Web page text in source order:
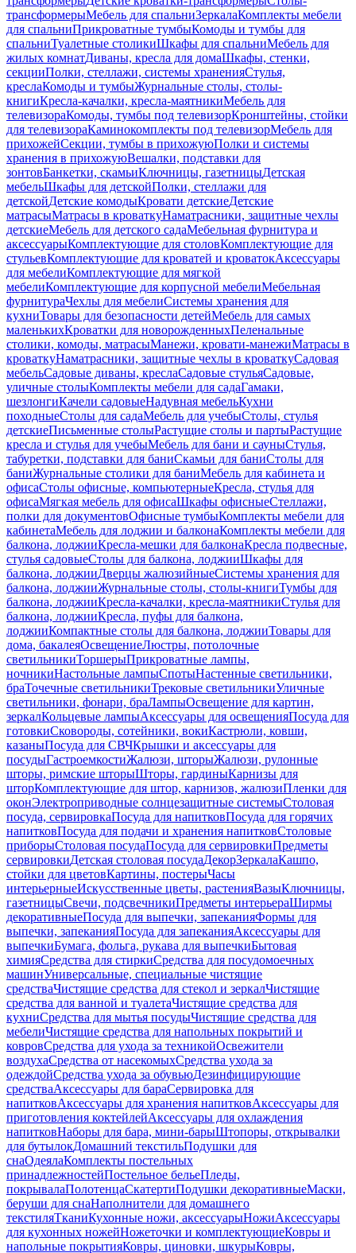
трансформерыМебель для спальниЗеркалаКомплекты мебели
для спальниПрикроватные тумбыКомоды и тумбы для
спальниТуалетные столикиШкафы для спальниМебель для
жилых комнатДиваны, кресла для домаШкафы, стенки,
секцииПолки, стеллажи, системы храненияСтулья,
креслаКомоды и тумбыЖурнальные столы, столы-
книгиКресла-качалки, кресла-маятникиМебель для
телевизораКомоды, тумбы под телевизорКронштейны, стойки
для телевизораКаминокомплекты под телевизорМебель для
прихожейСекции, тумбы в прихожуюПолки и системы
хранения в прихожуюВешалки, подставки для
зонтовБанкетки, скамьиКлючницы, газетницыДетская
мебельШкафы для детскойПолки, стеллажи для
детскойДетские комодыКровати детскиеДетские
матрасыМатрасы в кроваткуНаматрасники, защитные чехлы
детскиеМебель для детского садаМебельная фурнитура и
аксессуарыКомплектующие для столовКомплектующие для
стульевКомплектующие для кроватей и кроватокАксессуары
для мебелиКомплектующие для мягкой
мебелиКомплектующие для корпусной мебелиМебельная
фурнитураЧехлы для мебелиСистемы хранения для
кухниТовары для безопасности детейМебель для самых
маленькихКроватки для новорожденныхПеленальные
столики, комоды, матрасыМанежи, кровати-манежиМатрасы в
кроваткуНаматрасники, защитные чехлы в кроваткуСадовая
мебельСадовые диваны, креслаСадовые стульяСадовые,
уличные столыКомплекты мебели для садаГамаки,
шезлонгиКачели садовыеНадувная мебельКухни
походныеСтолы для садаМебель для учебыСтолы, стулья
детскиеПисьменные столыРастущие столы и партыРастущие
кресла и стулья для учебыМебель для бани и сауныСтулья,
табуретки, подставки для баниСкамьи для баниСтолы для
баниЖурнальные столики для баниМебель для кабинета и
офисаСтолы офисные, компьютерныеКресла, стулья для
офисаМягкая мебель для офисаШкафы офисныеСтеллажи,
полки для документовОфисные тумбыКомплекты мебели для
кабинетаМебель для лоджии и балконаКомплекты мебели для
балкона, лоджииКресла-мешки для балконаКресла подвесные,
стулья садовыеСтолы для балкона, лоджииШкафы для
балкона, лоджииДверцы жалюзийныеСистемы хранения для
балкона, лоджииЖурнальные столы, столы-книгиТумбы для
балкона, лоджииКресла-качалки, кресла-маятникиСтулья для
балкона, лоджииКресла, пуфы для балкона,
лоджииКомпактные столы для балкона, лоджииТовары для
дома, бакалеяОсвещениеЛюстры, потолочные
светильникиТоршерыПрикроватные лампы,
ночникиНастольные лампыСпотыНастенные светильники,
браТочечные светильникиТрековые светильникиУличные
светильники, фонари, браЛампыОсвещение для картин,
зеркалКольцевые лампыАксессуары для освещенияПосуда для
готовкиСковороды, сотейники, вокиКастрюли, ковши,
казаныПосуда для СВЧКрышки и аксессуары для
посудыГастроемкостиЖалюзи, шторыЖалюзи, рулонные
шторы, римские шторыШторы, гардиныКарнизы для
шторКомплектующие для штор, карнизов, жалюзиПленки для
оконЭлектроприводные солнцезащитные системыСтоловая
посуда, сервировкаПосуда для напитковПосуда для горячих
напитковПосуда для подачи и хранения напитковСтоловые
приборыСтоловая посудаПосуда для сервировкиПредметы
сервировкиДетская столовая посудаДекорЗеркалаКашпо,
стойки для цветовКартины, постерыЧасы
интерьерныеИскусственные цветы, растенияВазыКлючницы,
газетницыСвечи, подсвечникиПредметы интерьераШирмы
декоративныеПосуда для выпечки, запеканияФормы для
выпечки, запеканияПосуда для запеканияАксессуары для
выпечкиБумага, фольга, рукава для выпечкиБытовая
химияСредства для стиркиСредства для посудомоечных
машинУниверсальные, специальные чистящие
средстваЧистящие средства для стекол и зеркалЧистящие
средства для ванной и туалетаЧистящие средства для
кухниСредства для мытья посудыЧистящие средства для
мебелиЧистящие средства для напольных покрытий и
ковровСредства для ухода за техникойОсвежители
воздухаСредства от насекомыхСредства ухода за
одеждойСредства ухода за обувьюДезинфицирующие
средстваАксессуары для бараСервировка для
напитковАксессуары для хранения напитковАксессуары для
приготовления коктейлейАксессуары для охлаждения
напитковНаборы для бара, мини-барыШтопоры, открывалки
для бутылокДомашний текстильПодушки для
снаОдеялаКомплекты постельных
принадлежностейПостельное бельеПледы,
покрывалаПолотенцаСкатертиПодушки декоративныеМаски,
беруши для снаНаполнители для домашнего
текстиляТканиКухонные ножи, аксессуарыНожиАксессуары
для кухонных ножейНожеточки и комплектующиеКовры и
напольные покрытияКовры, циновки, шкурыКовры,